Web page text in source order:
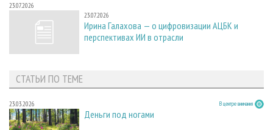
23.07.2026
23.07.2026
Ирина Галахова — о цифровизации АЦБК и
перспективах ИИ в отрасли
СТАТЬИ ПО ТЕМЕ
23.03.2026 В центре внимания
Деньги под ногами